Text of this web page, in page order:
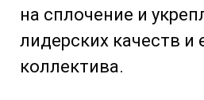
на сплочение и
лидерских качеств и
коллектива.